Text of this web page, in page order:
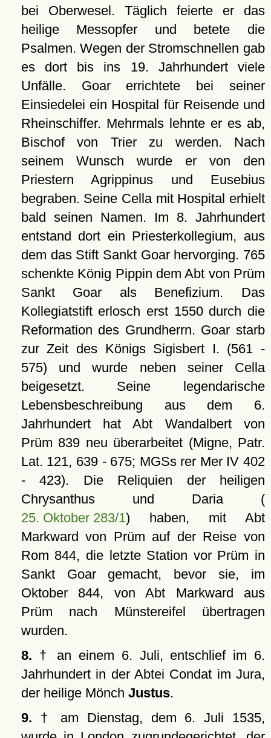
bei Oberwesel. Täglich feierte er das
heilige Messopfer und betete die
Psalmen. Wegen der Stromschnellen gab
es dort bis ins 19. Jahrhundert viele
Unfälle. Goar errichtete bei seiner
Einsiedelei ein Hospital für Reisende und
Rheinschiffer. Mehrmals lehnte er es ab,
Bischof von Trier zu werden. Nach
seinem Wunsch wurde er von den
Priestern Agrippinus und Eusebius
begraben. Seine Cella mit Hospital erhielt
bald seinen Namen. Im 8. Jahrhundert
entstand dort ein Priesterkollegium, aus
dem das Stift Sankt Goar hervorging. 765
schenkte König Pippin dem Abt von Prüm
Sankt Goar als Benefizium. Das
Kollegiatstift erlosch erst 1550 durch die
Reformation des Grundherrn. Goar starb
zur Zeit des Königs Sigisbert I. (561 -
575) und wurde neben seiner Cella
beigesetzt. Seine legendarische
Lebensbeschreibung aus dem 6.
Jahrhundert hat Abt Wandalbert von
Prüm 839 neu überarbeitet (Migne, Patr.
Lat. 121, 639 - 675; MGSs rer Mer IV 402
- 423). Die Reliquien der heiligen
Chrysanthus und Daria (
25. Oktober 283/1) haben, mit Abt
Markward von Prüm auf der Reise von
Rom 844, die letzte Station vor Prüm in
Sankt Goar gemacht, bevor sie, im
Oktober 844, von Abt Markward aus
Prüm nach Münstereifel übertragen
wurden.
8. † an einem 6. Juli, entschlief im 6.
Jahrhundert in der Abtei Condat im Jura,
der heilige Mönch Justus.
9. † am Dienstag, dem 6. Juli 1535,